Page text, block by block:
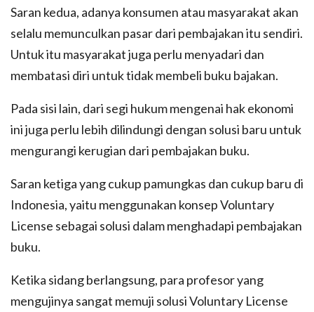
Saran kedua, adanya konsumen atau masyarakat akan
selalu memunculkan pasar dari pembajakan itu sendiri.
Untuk itu masyarakat juga perlu menyadari dan
membatasi diri untuk tidak membeli buku bajakan.
Pada sisi lain, dari segi hukum mengenai hak ekonomi
ini juga perlu lebih dilindungi dengan solusi baru untuk
mengurangi kerugian dari pembajakan buku.
Saran ketiga yang cukup pamungkas dan cukup baru di
Indonesia, yaitu menggunakan konsep Voluntary
License sebagai solusi dalam menghadapi pembajakan
buku.
Ketika sidang berlangsung, para profesor yang
mengujinya sangat memuji solusi Voluntary License